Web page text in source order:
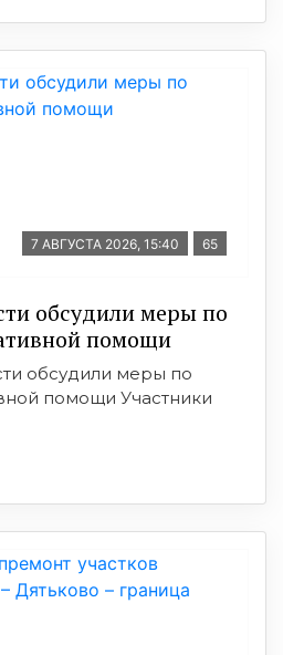
7 АВГУСТА 2026, 15:40 65
обсудили меры по
помощи
обсудили меры по
помощи Участники